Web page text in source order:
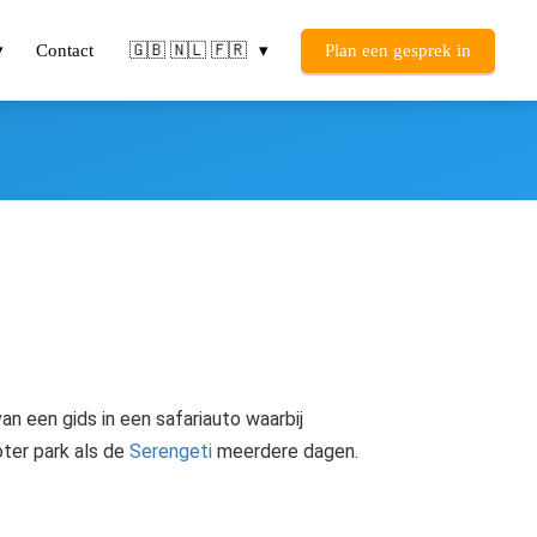
Contact 🇬🇧 🇳🇱 🇫🇷 Plan een gesprek in
een gids in een safariauto waarbij
park als de Serengeti meerdere dagen.